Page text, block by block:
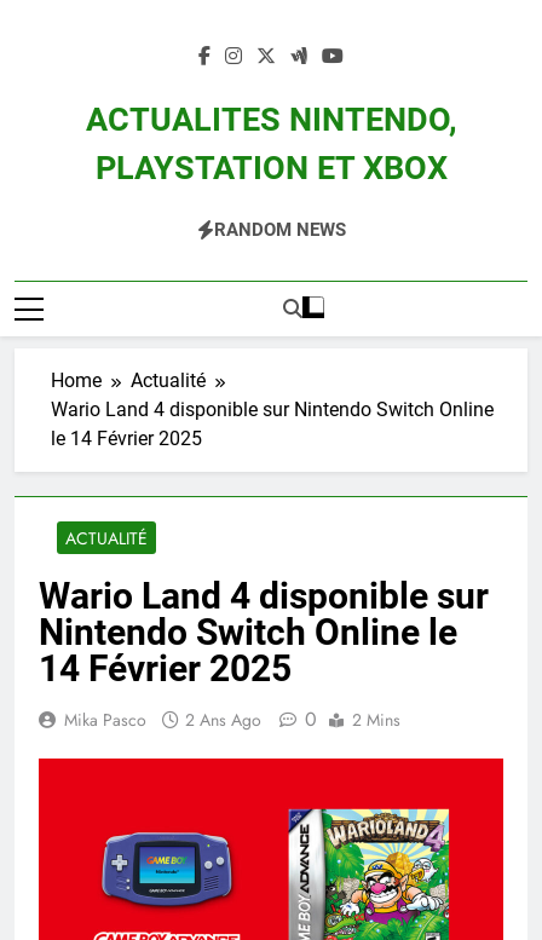
ACTUALITES NINTENDO,
PLAYSTATION ET XBOX
Zelda, Splatoon, Pokemon Entre Autres
RANDOM NEWS
Home
Actualité
Wario Land 4 disponible sur Nintendo Switch Online
le 14 Février 2025
ACTUALITÉ
Wario Land 4 disponible sur
Nintendo Switch Online le
14 Février 2025
Mika Pasco 2 Ans Ago 0 2 Mins